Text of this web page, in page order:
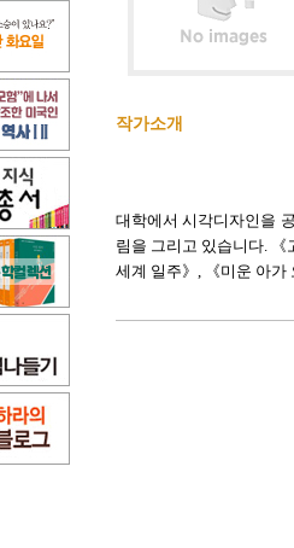
작가소개
대학에서 시각디자인을
림을 그리고 있습니다.
세계 일주》, 《미운 아